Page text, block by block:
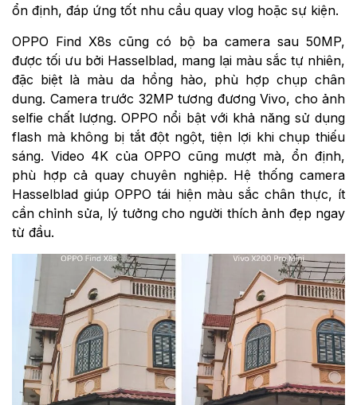
ổn định, đáp ứng tốt nhu cầu quay vlog hoặc sự kiện.
OPPO Find X8s cũng có bộ ba camera sau 50MP,
được tối ưu bởi Hasselblad, mang lại màu sắc tự nhiên,
đặc biệt là màu da hồng hào, phù hợp chụp chân
dung. Camera trước 32MP tương đương Vivo, cho ảnh
selfie chất lượng. OPPO nổi bật với khả năng sử dụng
flash mà không bị tắt đột ngột, tiện lợi khi chụp thiếu
sáng. Video 4K của OPPO cũng mượt mà, ổn định,
phù hợp cả quay chuyên nghiệp. Hệ thống camera
Hasselblad giúp OPPO tái hiện màu sắc chân thực, ít
cần chỉnh sửa, lý tưởng cho người thích ảnh đẹp ngay
từ đầu.